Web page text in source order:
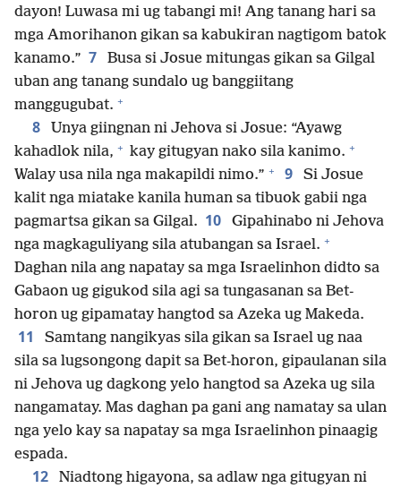
dayon! Luwasa mi ug tabangi mi! Ang tanang hari sa
mga Amorihanon gikan sa kabukiran nagtigom batok
kanamo.” 7
Busa si Josue mitungas gikan sa Gilgal
uban ang tanang sundalo ug banggiitang
manggugubat. +
8
Unya giingnan ni Jehova si Josue: “Ayawg
kahadlok nila, + kay gitugyan nako sila kanimo. +
Walay usa nila nga makapildi nimo.” + 9
Si Josue
kalit nga miatake kanila human sa tibuok gabii nga
pagmartsa gikan sa Gilgal. 10
Gipahinabo ni Jehova
nga magkaguliyang sila atubangan sa Israel. +
Daghan nila ang napatay sa mga Israelinhon didto sa
Gabaon ug gigukod sila agi sa tungasanan sa Bet-
horon ug gipamatay hangtod sa Azeka ug Makeda.
11
Samtang nangikyas sila gikan sa Israel ug naa
sila sa lugsongong dapit sa Bet-horon, gipaulanan sila
ni Jehova ug dagkong yelo hangtod sa Azeka ug sila
nangamatay. Mas daghan pa gani ang namatay sa ulan
nga yelo kay sa napatay sa mga Israelinhon pinaagig
espada.
12
Niadtong higayona, sa adlaw nga gitugyan ni